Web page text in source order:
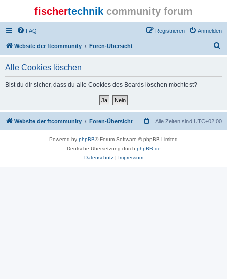
fischertechnik community forum
FAQ Anmelden
Registrieren
Website der ftcommunity Foren-Übersicht
Alle Cookies löschen
Bist du dir sicher, dass du alle Cookies des Boards löschen möchtest?
Website der ftcommunity Foren-Übersicht Alle Zeiten sind UTC+02:00
Powered by phpBB® Forum Software © phpBB Limited
Deutsche Übersetzung durch phpBB.de
Datenschutz| Impressum